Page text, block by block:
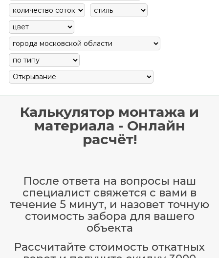
Калькулятор монтажа и
материала - Онлайн
расчёт!
После ответа на вопросы наш
специалист свяжется с вами в
течение 5 минут, и назовет точную
стоимость забора для вашего
объекта
Рассчитайте стоимость откатных